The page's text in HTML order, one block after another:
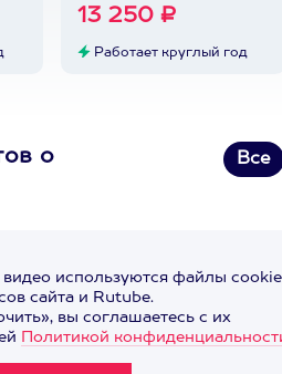
13 250 ₽
Работает круглый год
о
Все
используются файлы cookie
сайта и Rutube.
вы соглашаетесь с их
Политикой